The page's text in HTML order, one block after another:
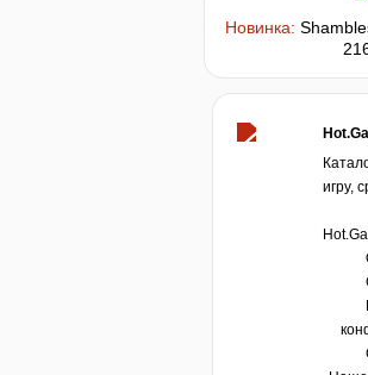
Новинка:
игру,